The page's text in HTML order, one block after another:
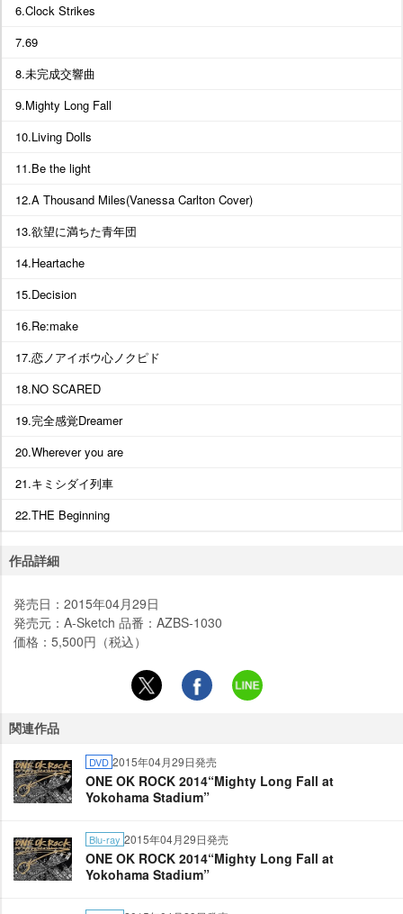
6.Clock Strikes
7.69
8.未完成交響曲
9.Mighty Long Fall
10.Living Dolls
11.Be the light
12.A Thousand Miles(Vanessa Carlton Cover)
13.欲望に満ちた青年団
14.Heartache
15.Decision
16.Re:make
17.恋ノアイボウ心ノクピド
18.NO SCARED
19.完全感覚Dreamer
20.Wherever you are
21.キミシダイ列車
22.THE Beginning
作品詳細
発売日：2015年04月29日
発売元：A-Sketch 品番：AZBS-1030
価格：5,500円（税込）
関連作品
DVD 2015年04月29日発売
ONE OK ROCK 2014“Mighty Long Fall at
Yokohama Stadium”
Blu-ray 2015年04月29日発売
ONE OK ROCK 2014“Mighty Long Fall at
Yokohama Stadium”